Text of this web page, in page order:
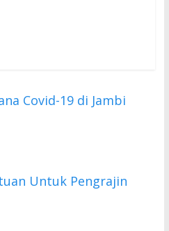
Covid-19 di Jambi
Untuk Pengrajin